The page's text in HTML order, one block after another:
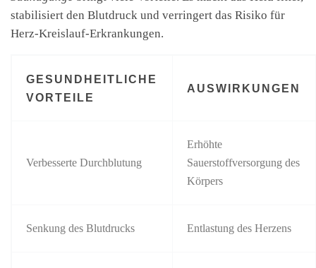
stabilisiert den Blutdruck und verringert das Risiko für
Herz-Kreislauf-Erkrankungen.
GESUNDHEITLICHE
VORTEILE
AUSWIRKUNGEN
Verbesserte Durchblutung
Erhöhte
Sauerstoffversorgung des
Körpers
Senkung des Blutdrucks Entlastung des Herzens